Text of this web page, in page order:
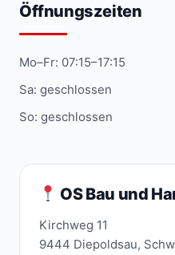
Öffnungszeiten
Mo–Fr: 07:15–17:15
Sa: geschlossen
So: geschlossen
OS Bau und
Kirchweg 11
9444 Diepoldsau,